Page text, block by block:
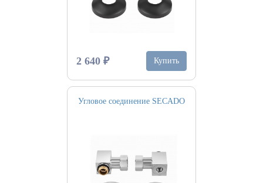
2 640 ₽ Купить
Угловое соединение SECADO